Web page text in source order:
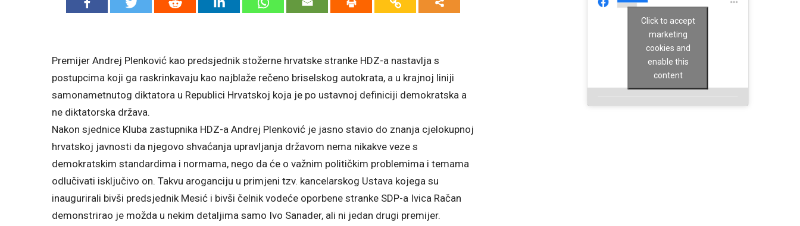
Premijer Andrej Plenković kao predsjednik stožerne hrvatske stranke HDZ-a nastavlja s
postupcima koji ga raskrinkavaju kao najblaže rečeno briselskog autokrata, a u krajnoj liniji
samonametnutog diktatora u Republici Hrvatskoj koja je po ustavnoj definiciji demokratska a
ne diktatorska država.
Nakon sjednice Kluba zastupnika HDZ-a Andrej Plenković je jasno stavio do znanja cjelokupnoj
hrvatskoj javnosti da njegovo shvaćanja upravljanja državom nema nikakve veze s
demokratskim standardima i normama, nego da će o važnim političkim problemima i temama
odlučivati isključivo on. Takvu aroganciju u primjeni tzv. kancelarskog Ustava kojega su
inaugurirali bivši predsjednik Mesić i bivši čelnik vodeće oporbene stranke SDP-a Ivica Račan
demonstrirao je možda u nekim detaljima samo Ivo Sanader, ali ni jedan drugi premijer.
Click to accept
marketing
cookies and
enable this
content